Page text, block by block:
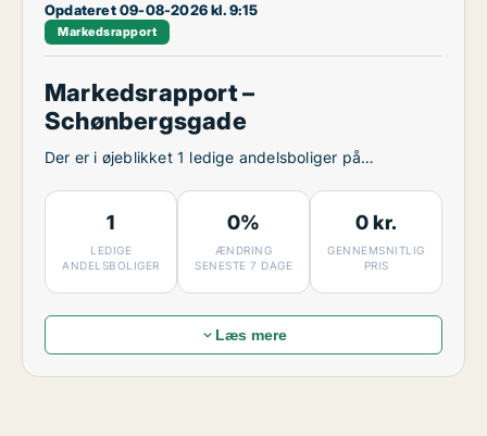
Opdateret 09-08-2026 kl. 9:15
Markedsrapport
Markedsrapport –
Schønbergsgade
Der er i øjeblikket 1 ledige andelsboliger på
1
LEDIGE
ANDELSBOLIGER
0%
ÆNDRING
SENESTE 7 DAGE
0 kr.
GENNEMSNITLIG
PRIS
Læs mere